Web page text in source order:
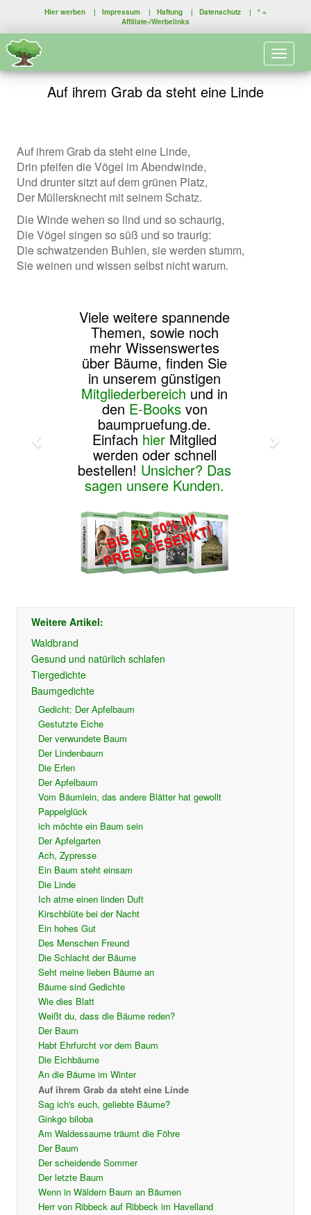
Hier werben | Impressum | Haftung | Datenschutz | * =
Affiliate-/Werbelinks
Auf ihrem Grab da steht eine Linde
Auf ihrem Grab da steht eine Linde,
Drin pfeifen die Vögel im Abendwinde,
Und drunter sitzt auf dem grünen Platz,
Der Müllersknecht mit seinem Schatz.
Die Winde wehen so lind und so schaurig,
Die Vögel singen so süß und so traurig:
Die schwatzenden Buhlen, sie werden stumm,
Sie weinen und wissen selbst nicht warum.
Viele weitere spannende
Themen, sowie noch
mehr Wissenswertes
über Bäume, finden Sie
in unserem günstigen
Mitgliederbereich und in
den E-Booksvon
baumpruefung.de.
Einfach hier Mitglied
werden oder schnell
bestellen! Unsicher? Das
sagen unsere Kunden.
Weitere Artikel:
Waldbrand
Gesund und natürlich schlafen
Tiergedichte
Baumgedichte
Gedicht: Der Apfelbaum
Gestutzte Eiche
Der verwundete Baum
Der Lindenbaum
Die Erlen
Der Apfelbaum
Vom Bäumlein, das andere Blätter hat gewollt
Pappelglück
ich möchte ein Baum sein
Der Apfelgarten
Ach, Zypresse
Ein Baum steht einsam
Die Linde
Ich atme einen linden Duft
Kirschblüte bei der Nacht
Ein hohes Gut
Des Menschen Freund
Die Schlacht der Bäume
Seht meine lieben Bäume an
Bäume sind Gedichte
Wie dies Blatt
Weißt du, dass die Bäume reden?
Der Baum
Habt Ehrfurcht vor dem Baum
Die Eichbäume
An die Bäume im Winter
Auf ihrem Grab da steht eine Linde
Sag ich's euch, geliebte Bäume?
Ginkgo biloba
Am Waldessaume träumt die Föhre
Der Baum
Der scheidende Sommer
Der letzte Baum
Wenn in Wäldern Baum an Bäumen
Herr von Ribbeck auf Ribbeck im Havelland